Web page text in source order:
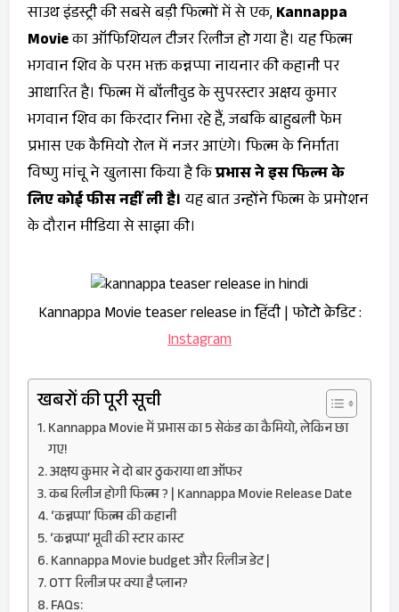
साउथ इंडस्ट्री की सबसे बड़ी फिल्मों में से एक, Kannappa
Movieका ऑफिशियल टीजर रिलीज हो गया है। यह फिल्म
भगवान शिव के परम भक्त कन्नप्पा नायनार की कहानी पर
आधारित है। फिल्म में बॉलीवुड के सुपरस्टार अक्षय कुमार
भगवान शिव का किरदार निभा रहे हैं, जबकि बाहुबली फेम
प्रभास एक कैमियो रोल में नजर आएंगे। फिल्म के निर्माता
विष्णु मांचू ने खुलासा किया है किप्रभास ने इस फिल्म के
लिए कोई फीस नहीं ली है।यह बात उन्होंने फिल्म के प्रमोशन
के दौरान मीडिया से साझा की।
Kannappa Movie teaser release in हिंदी | फोटो क्रेडिट :
Instagram
खबरों की पूरी सूची
Kannappa Movie में प्रभास का 5 सेकंड का कैमियो, लेकिन छा
गए!
अक्षय कुमार ने दो बार ठुकराया था ऑफर
कब रिलीज होगी फिल्म ? | Kannappa Movie Release Date
‘कन्नप्पा’ फिल्म की कहानी
‘कन्नप्पा’ मूवी की स्टार कास्ट
Kannappa Movie budget और रिलीज डेट |
OTT रिलीज पर क्या है प्लान?
FAQs: